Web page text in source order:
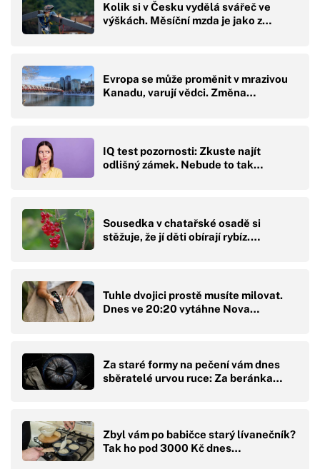
Kolik si v Česku vydělá svářeč ve
výškách. Měsíční mzda je jako z…
Evropa se může proměnit v mrazivou
Kanadu, varují vědci. Změna…
IQ test pozornosti: Zkuste najít
odlišný zámek. Nebude to tak…
Sousedka v chatařské osadě si
stěžuje, že jí děti obírají rybíz.…
Tuhle dvojici prostě musíte milovat.
Dnes ve 20:20 vytáhne Nova…
Za staré formy na pečení vám dnes
sběratelé urvou ruce: Za beránka…
Zbyl vám po babičce starý lívanečník?
Tak ho pod 3000 Kč dnes…